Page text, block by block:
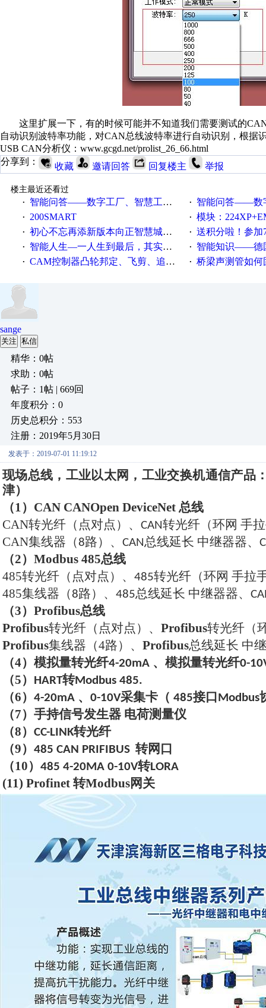
这里扩展一下，有的时候可能并不知道我们需要测试的
自动识别波特率功能，对CAN总线波特率进行自动识别，根
USB CAN分析仪：www.gcgd.net/prolist_26_66.html
分享到：
收藏 邀请回答 回复楼主 举报
楼主最近还看过
·
智能问答——数字工厂、智慧工厂和智能制造三者的区别是什么？ · 智能问答——数字化工厂与
· 200SMART · 模块：
· 初心不忘再添新版本向正智慧城市云展厅3.0版亮相 · 送积分啦！参加7月6日
· 智能人生—一人生到最后，其实拼的都是人品 · 智能知识——德国工业崛起
· CAM控制器凸轮邦定、飞剪、追剪等C功能块 · 桥梁声测管如何固
sange
关注 私信
精华：0帖
求助：0帖
帖子：1帖 | 669回
年度积分：0
历史总积分：553
注册：2019年5月30日
发表于：2019-07-01 11:19:12
现场总线，工业以太网，工业交换机通信产品
津）
（1） CAN CANOpen DeviceNet 总线
CAN转光纤（点对点）、 CAN转光纤（环网 手
CAN集线器（8路）、 CAN总线延长 中继器器、
（2） Modbus 485总线
485转光纤（点对点）、 485转光纤（环网 手拉
485集线器（8路）、 485总线延长 中继器器、
（3） Profibus总线
Profibus转光纤（点对点）、 Profibus转光纤（
Profibus集线器（4路）、 Profibus总线延长 中
（4）模拟量转光纤4-20mA 、模拟量转光纤0-
（5） HART转Modbus 485.
（6） 4-20mA 、 0-10V采集卡（ 485接口 Modbus
（7）手持信号发生器 电荷测量仪
（8） CC-LINK转光纤
（9） 485 CAN PRIFIBUS 转网口
（10） 485 4-20MA 0-10V转LORA
(11) Profinet 转Modbus网关